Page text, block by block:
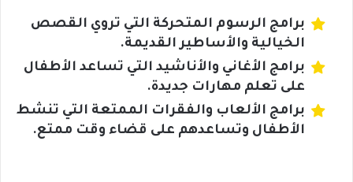
برامج الرسوم المتحركة التي تروي القصص
الخيالية والأساطير القديمة.
برامج الأغاني والأناشيد التي تساعد الأطفال
على تعلم مهارات جديدة.
برامج الألعاب والفقرات الممتعة التي تنشط
الأطفال وتساعدهم على قضاء وقت ممتع.